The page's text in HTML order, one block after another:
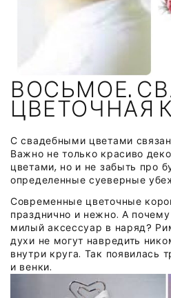
ВОСЬМОЕ.
ЦВЕТОЧНАЯ
С свадебными цветами
Важно не только красиво
цветами, но и не забыть про
определенные суеверные
Современные цветочные
празднично и нежно. А
милый аксессуар в наряд?
духи не могут навредить
внутри круга. Так появилась
и венки.